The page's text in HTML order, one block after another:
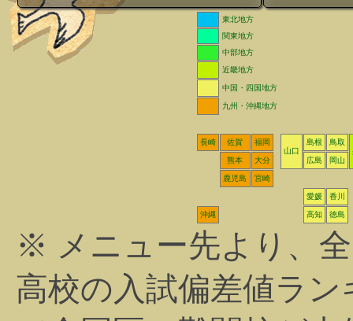
東北地方
関東地方
中部地方
近畿地方
中国・四国地方
九州・沖縄地方
長崎 佐賀
福岡
山口
島根
鳥取
熊本
大分 広島 岡山
鹿児島 宮崎
愛媛 香川
沖縄 高知 徳島
※ メニュー先より、
高校の入試偏差値ラ